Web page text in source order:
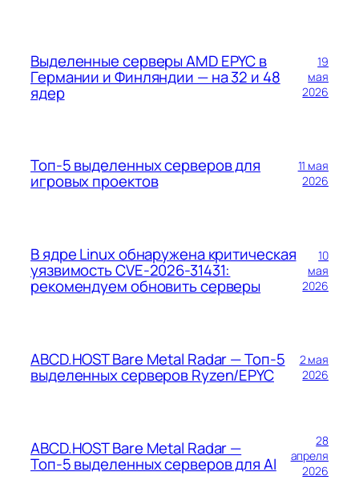
Выделенные серверы AMD EPYC в
Германии и Финляндии — на 32 и 48
ядер
19
мая
2026
Топ-5 выделенных серверов для
игровых проектов
11 мая
2026
В ядре Linux обнаружена критическая
уязвимость CVE-2026-31431:
рекомендуем обновить серверы
10
мая
2026
ABCD.HOST Bare Metal Radar — Топ-5
выделенных серверов Ryzen/EPYC
2 мая
2026
ABCD.HOST Bare Metal Radar —
Топ-5 выделенных серверов для AI
28
апреля
2026